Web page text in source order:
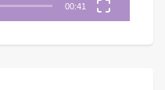
00:41